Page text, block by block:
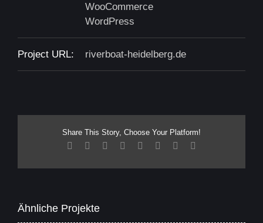
WooCommerce
WordPress
Project URL: riverboat-heidelberg.de
Share This Story, Choose Your Platform!
Facebook Reddit LinkedIn
TumblrPinterest
Ähnliche Projekte